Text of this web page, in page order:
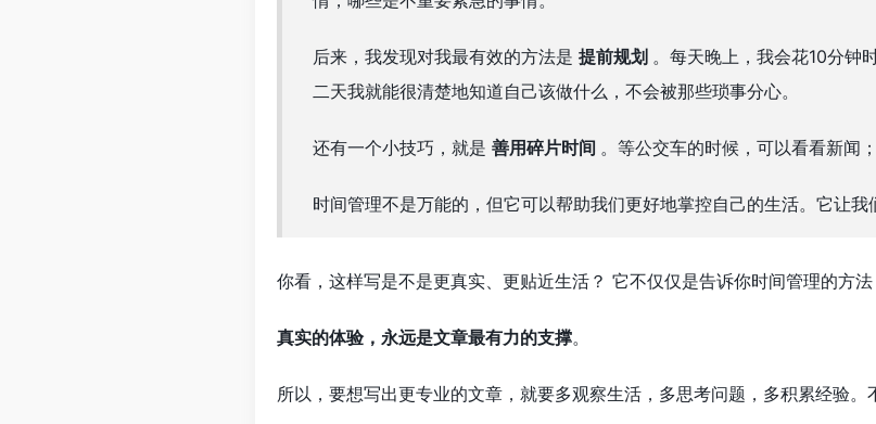
后来，我发现对我最有效的方法是 提前规划 。每天晚上，我会花10分钟
二天我就能很清楚地知道自己该做什么，不会被那些琐事分心。
还有一个小技巧，就是 善用碎片时间 。等公交车的时候，可以看看新闻
时间管理不是万能的，但它可以帮助我们更好地掌控自己的生活。它让
你看，这样写是不是更真实、更贴近生活？ 它不仅仅是告诉你时间管理的方法
真实的体验，永远是文章最有力的支撑。
所以，要想写出更专业的文章，就要多观察生活，多思考问题，多积累经验。